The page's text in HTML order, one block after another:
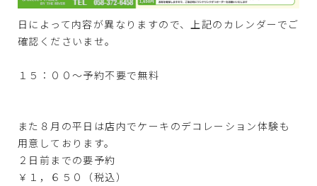
日によって内容が異なりますので、上記のカレンダーでご
確認くださいませ。
１５：００〜予約不要で無料
また８月の平日は店内でケーキのデコレーション体験も
用意しております。
２日前までの要予約
￥１，６５０（税込）